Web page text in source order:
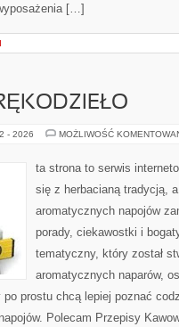
[…]
- 2026 MOŻLIWOŚĆ
ta strona to serwis
się z herbacianą tradycją, a
aromatycznych napojów
porady, ciekawostki i
tematyczny, który został
aromatycznych naparów,
prostu chcą lepiej poznać
Polecam Przepisy